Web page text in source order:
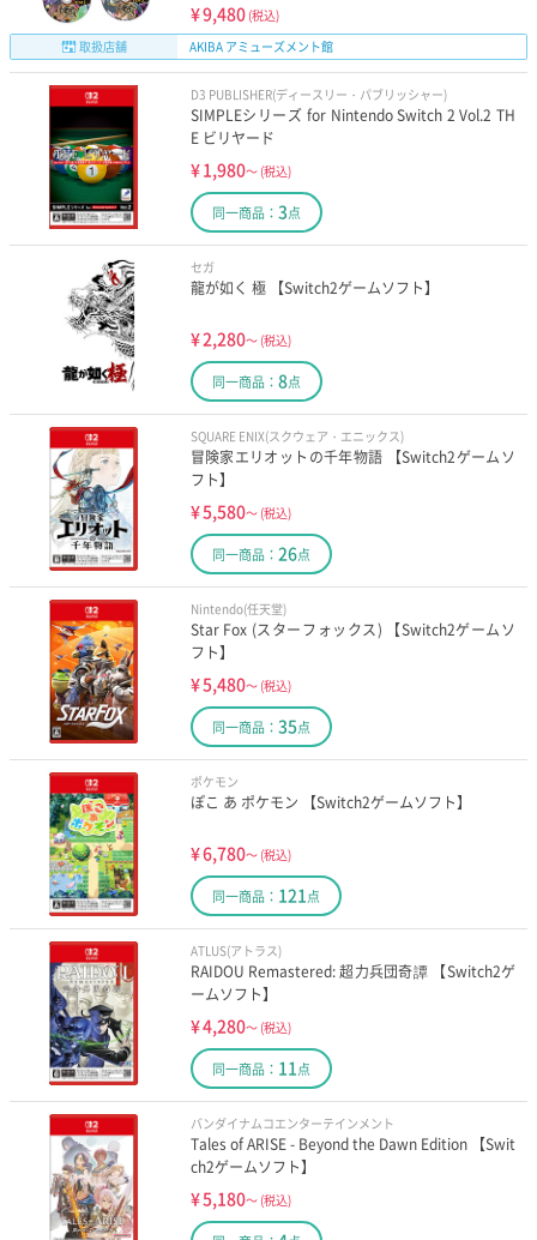
¥9,480 (税込)
取扱店舗
AKIBA アミューズメント館
D3 PUBLISHER(ディースリー・パブリッシャー)
SIMPLEシリーズ for Nintendo Switch 2 Vol.2 TH
E ビリヤード
¥1,980～ (税込)
同一商品： 3点
セガ
龍が如く 極 【Switch2ゲームソフト】
¥2,280～ (税込)
同一商品： 8点
SQUARE ENIX(スクウェア・エニックス)
冒険家エリオットの千年物語 【Switch2ゲームソ
フト】
¥5,580～ (税込)
同一商品： 26点
Nintendo(任天堂)
Star Fox (スターフォックス) 【Switch2ゲームソ
フト】
¥5,480～ (税込)
同一商品： 35点
ポケモン
ぽこ あ ポケモン 【Switch2ゲームソフト】
¥6,780～ (税込)
同一商品： 121点
ATLUS(アトラス)
RAIDOU Remastered: 超力兵団奇譚 【Switch2ゲ
ームソフト】
¥4,280～ (税込)
同一商品： 11点
バンダイナムコエンターテインメント
Tales of ARISE - Beyond the Dawn Edition 【Swit
ch2ゲームソフト】
¥5,180～ (税込)